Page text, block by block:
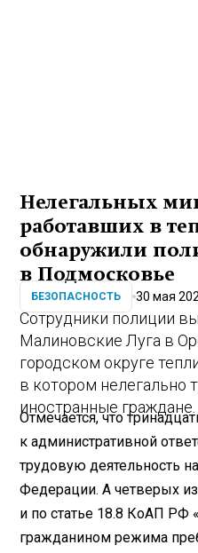
Нелегальных
работавших в
обнаружили
в Подмосковье
БЕЗОПАСНОСТЬ 30 мая
Сотрудники полиции
Малиновские Луга в
городском округе
в котором нелегально
иностранные граждане.
Отмечается, что
к административной
трудовую деятельность
Федерации. А четверых
и по статье 18.8 КоАП
гражданином режима